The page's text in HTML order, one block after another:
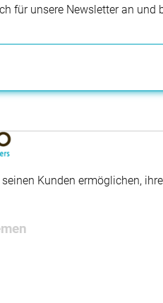
für unsere Newsletter an
Kunden ermöglichen,